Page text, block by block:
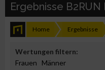
Ergebnisse
Home Ergebnisse
Wertungen filtern:
Frauen
Männer